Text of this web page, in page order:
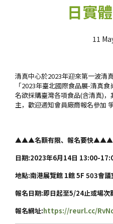
日實
11
清真中心於2023年迎來第一波清
「2023年臺北國際食品展-清真食
名欲採購臺灣各項食品(含清真)，
主，歡迎週知會員廠商報名參加
▲▲▲名額有限、報名要快▲▲▲
日期:2023年6月14日 13:00-
地點:南港展覽館 1館 5F 503會議
報名日期:即日起至5/24止或場次
報名網址:https://reurl.cc/